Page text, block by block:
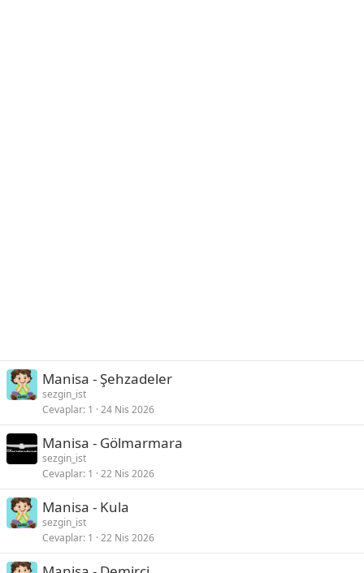
Manisa - Şehzadeler
sezgin_ist
Cevaplar 1 24 Nis 2026
Manisa - Gölmarmara
sezgin_ist
Cevaplar 1 22 Nis 2026
Manisa - Kula
sezgin_ist
Cevaplar 1 22 Nis 2026